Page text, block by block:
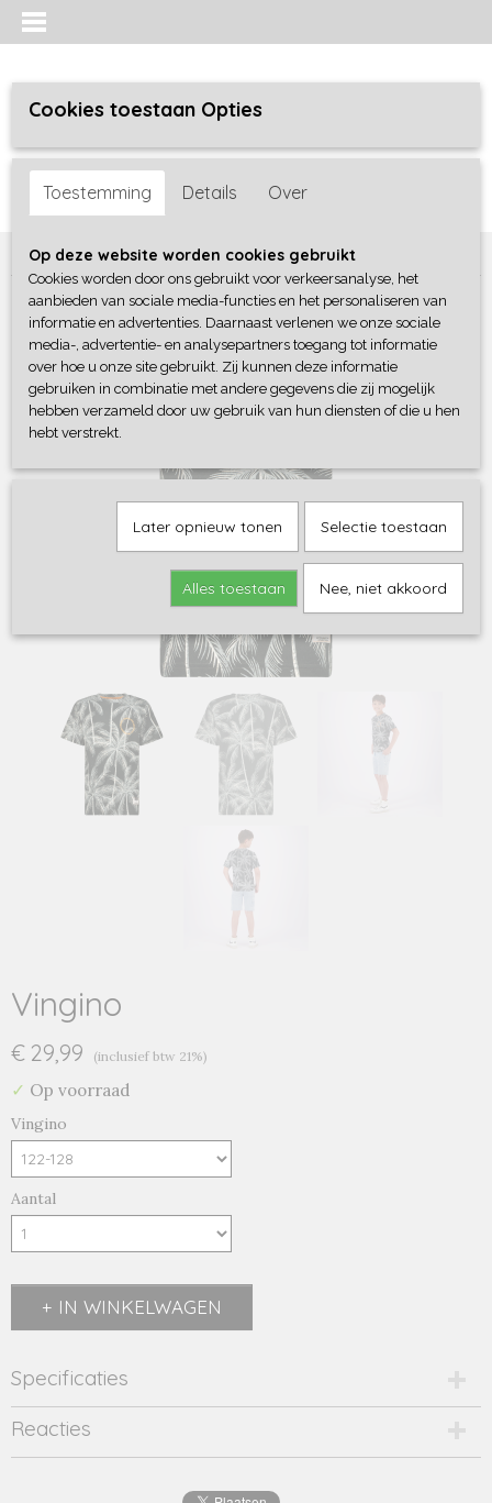
Inloggen Registreren
Home >Jongens>Shirts / Polo's / Overhemd>Vingino
Vingino
€ 29,99 (inclusief btw 21%)
✓ Op voorraad
Vingino
Aantal
IN WINKELWAGEN
Specificaties
Productcode
SS24KBN300023-1510
Reacties
Cookies toestaan Opties
Toestemming Details Over
Op deze website worden cookies gebruikt
Cookies worden door ons gebruikt voor verkeersanalyse, het
aanbieden van sociale media-functies en het personaliseren van
informatie en advertenties. Daarnaast verlenen we onze sociale
media-, advertentie- en analysepartners toegang tot informatie
over hoe u onze site gebruikt. Zij kunnen deze informatie
gebruiken in combinatie met andere gegevens die zij mogelijk
hebben verzameld door uw gebruik van hun diensten of die u hen
hebt verstrekt.
Later opnieuw tonen Selectie toestaan
Alles toestaan Nee, niet akkoord